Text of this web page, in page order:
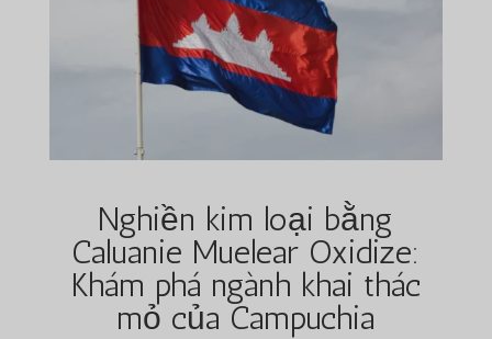
Nghiền kim loại bằng
Caluanie Muelear Oxidize:
Khám phá ngành khai thác
mỏ của Campuchia